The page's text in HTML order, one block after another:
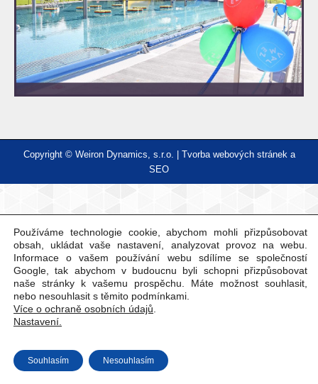
Copyright © Weiron Dynamics, s.r.o. | Tvorba webových stránek a
SEO
Používáme technologie cookie, abychom mohli přizpůsobovat
obsah, ukládat vaše nastavení, analyzovat provoz na webu.
Informace o vašem používání webu sdílíme se společností
Google, tak abychom v budoucnu byli schopni přizpůsobovat
naše stránky k vašemu prospěchu. Máte možnost souhlasit,
nebo nesouhlasit s těmito podmínkami.
Více o ochraně osobních údajů
Nastavení.
Souhlasím Nesouhlasím